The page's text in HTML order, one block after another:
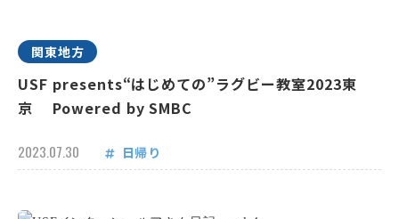
関東地方
USF presents“はじめての”ラグビー教室2023東
京 Powered by SMBC
2023.07.30 日帰り